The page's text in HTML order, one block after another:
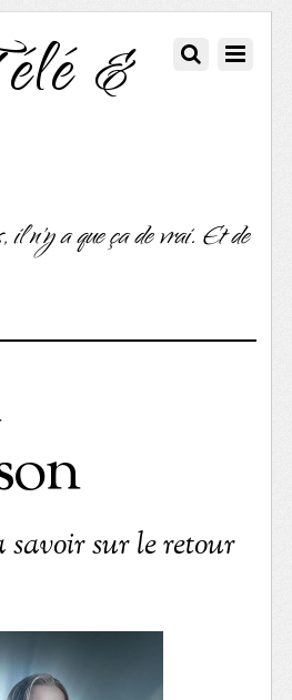
&
il n'y a que ça de vrai. Et de
savoir sur le retour